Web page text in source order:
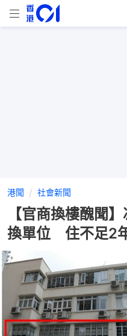
港聞 社會新聞
【官商換樓醜聞
換單位 住不足2